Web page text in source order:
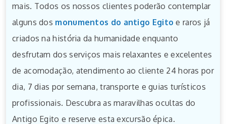
mais. Todos os nossos clientes poderão contemplar
alguns dos monumentos do antigo Egito e raros já
criados na história da humanidade enquanto
desfrutam dos serviços mais relaxantes e excelentes
de acomodação, atendimento ao cliente 24 horas por
dia, 7 dias por semana, transporte e guias turísticos
profissionais. Descubra as maravilhas ocultas do
Antigo Egito e reserve esta excursão épica.